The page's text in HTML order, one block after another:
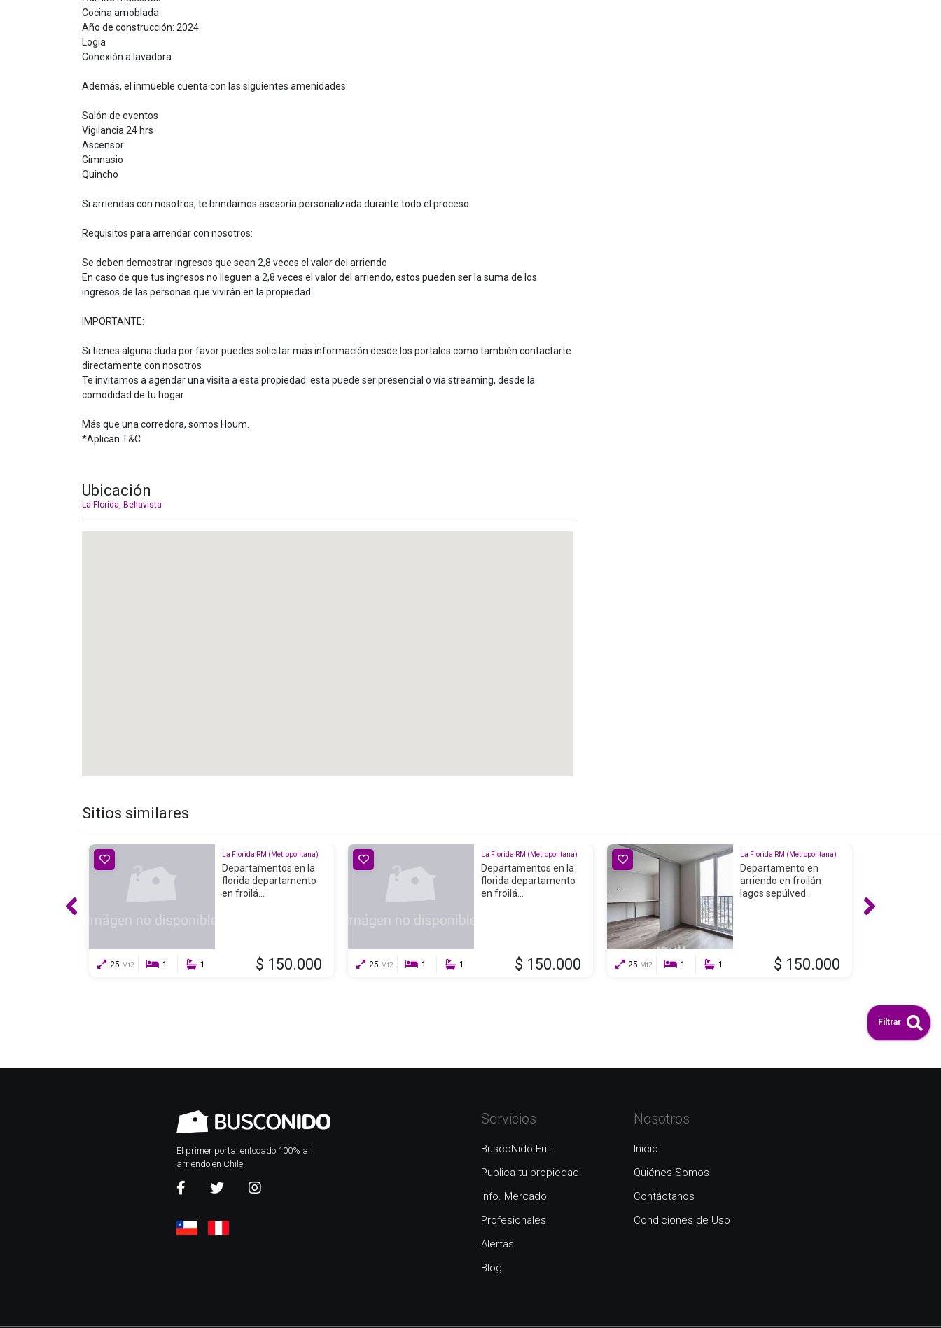
Cocina amoblada
Año de construcción: 2024
Logia
Conexión a lavadora
Además, el inmueble cuenta con las siguientes amenidades:
Salón de eventos
Vigilancia 24 hrs
Ascensor
Gimnasio
Quincho
Si arriendas con nosotros, te brindamos asesoría personalizada durante todo el proceso.
Requisitos para arrendar con nosotros:
Se deben demostrar ingresos que sean 2,8 veces el valor del arriendo
En caso de que tus ingresos no lleguen a 2,8 veces el valor del arriendo, estos pueden ser la suma de los
ingresos de las personas que vivirán en la propiedad
IMPORTANTE:
Si tienes alguna duda por favor puedes solicitar más información desde los portales como también contactarte
directamente con nosotros
Te invitamos a agendar una visita a esta propiedad: esta puede ser presencial o vía streaming, desde la
comodidad de tu hogar
Más que una corredora, somos Houm.
*Aplican T&C
Ubicación
La Florida, Bellavista
Sitios similares
La Florida RM (Metropolitana)
Departamentos en la
florida departamento
en froilá...
25 Mt2 1 1 $ 150.000
La Florida RM (Metropolitana)
Departamentos en la
florida departamento
en froilá...
25 Mt2 1 1 $ 150.000
La Florida RM (Metropolitana)
Departamento en
arriendo en froilán
lagos sepúlved...
25 Mt2 1 1 $ 150.000
El primer portal enfocado 100% al
arriendo en Chile.
Servicios
BuscoNido Full
Publica tu propiedad
Info. Mercado
Profesionales
Alertas
Blog
Nosotros
Inicio
Quiénes Somos
Contáctanos
Condiciones de Uso
Filtrar